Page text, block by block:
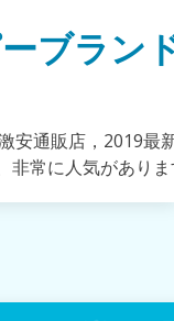
ブラ
安通販店，2019
非常に人気があり